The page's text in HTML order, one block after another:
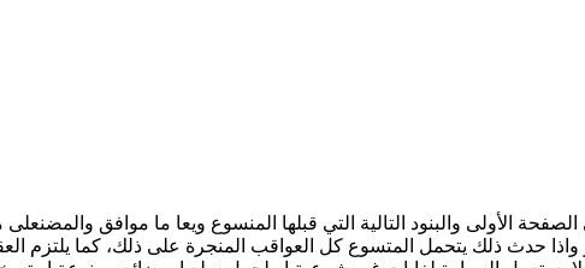
الأولى والبنود التالية التي قبلها المنسوع ويعا ما موافق
حدث ذلك يتحمل المتسوع كل العواقب المنجرة على ذلك، كما يلتزم